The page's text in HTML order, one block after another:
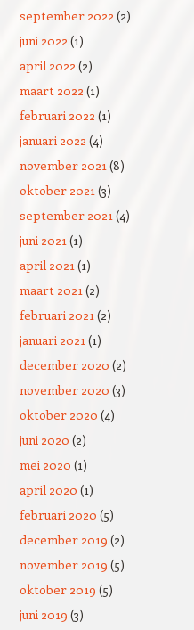
september 2022 (2)
juni 2022 (1)
april 2022 (2)
maart 2022 (1)
februari 2022 (1)
januari 2022 (4)
november 2021(8)
oktober 2021(3)
september 2021(4)
juni 2021(1)
april 2021(1)
maart 2021(2)
februari 2021(2)
januari 2021(1)
december 2020 (2)
november 2020 (3)
oktober 2020 (4)
juni 2020 (2)
mei 2020 (1)
april 2020 (1)
februari 2020 (5)
december 2019 (2)
november 2019 (5)
oktober 2019 (5)
juni 2019 (3)